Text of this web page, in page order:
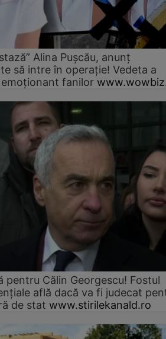
Alina Pușcău, anunț
să intre în operație! Vedeta a
fanilor
pentru Călin Georgescu! Fostul
află dacă va fi judecat
de stat www.stirilekanald.ro